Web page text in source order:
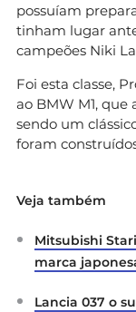
possuíam
tinham lugar
campeões Niki
Foi esta classe,
ao BMW M1,
sendo um
foram
Veja também
Mitsubishi
marca
Lancia 037 o